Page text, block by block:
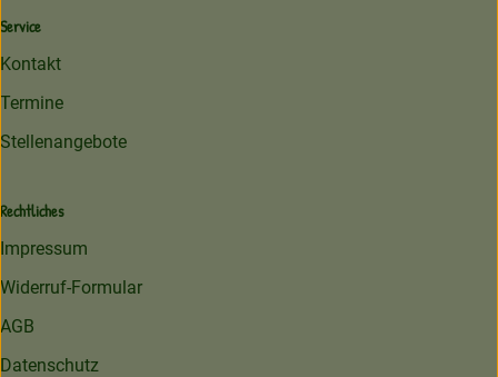
Service
Kontakt
Termine
Stellenangebote
Rechtliches
Impressum
Widerruf-Formular
AGB
Datenschutz